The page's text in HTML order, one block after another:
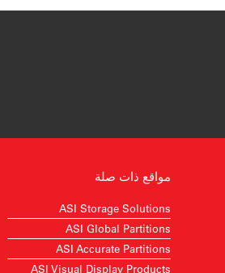
مواقع ذات صلة
ASI Storage Solutions
ASI Global Partitions
ASI Accurate Partitions
ASI Visual Display Products